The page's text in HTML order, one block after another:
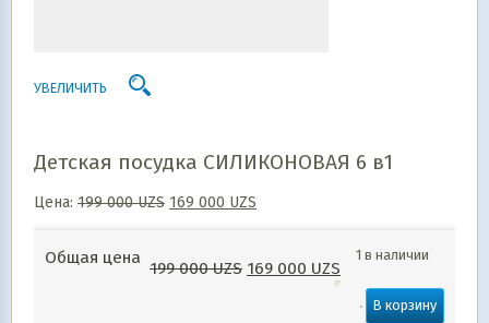
УВЕЛИЧИТЬ
Детская посудка СИЛИКОНОВАЯ 6 в1
Цена: 199 000UZS 169 000 UZS
Общая цена
199 000UZS 169 000 UZS
1 в наличии
В корзину